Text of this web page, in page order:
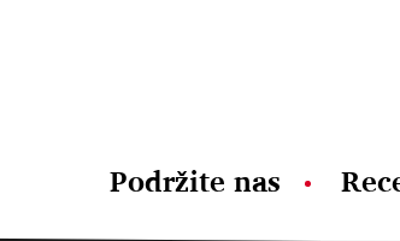
Podržite nas